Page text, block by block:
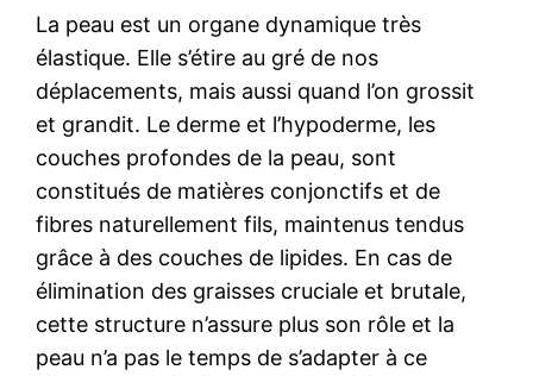
La peau est un organe dynamique très
élastique. Elle s’étire au gré de nos
déplacements, mais aussi quand l’on grossit
et grandit. Le derme et l’hypoderme, les
couches profondes de la peau, sont
constitués de matières conjonctifs et de
fibres naturellement fils, maintenus tendus
grâce à des couches de lipides. En cas de
élimination des graisses cruciale et brutale,
cette structure n’assure plus son rôle et la
peau n’a pas le temps de s’adapter à ce